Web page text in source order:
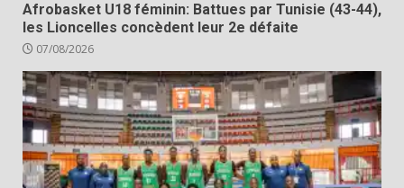
Afrobasket U18 féminin: Battues par Tunisie (43-44),
les Lioncelles concèdent leur 2e défaite
07/08/2026